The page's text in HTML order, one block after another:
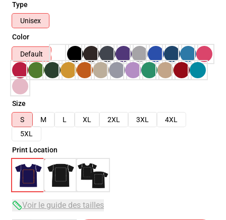
Type
Unisex
Color
Default
Size
S
M L XL 2XL 3XL
4XL
5XL
Print Location
Voir le guide des tailles